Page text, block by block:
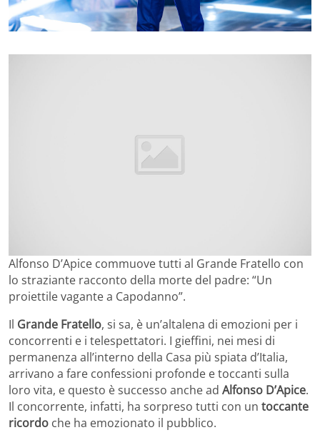
Alfonso D’Apice commuove tutti al Grande Fratello con
lo straziante racconto della morte del padre: “Un
proiettile vagante a Capodanno”.
Il Grande Fratello, si sa, è un’altalena di emozioni per i
concorrenti e i telespettatori. I gieffini, nei mesi di
permanenza all’interno della Casa più spiata d’Italia,
arrivano a fare confessioni profonde e toccanti sulla
loro vita, e questo è successo anche ad Alfonso D’Apice.
Il concorrente, infatti, ha sorpreso tutti con un toccante
ricordo che ha emozionato il pubblico.